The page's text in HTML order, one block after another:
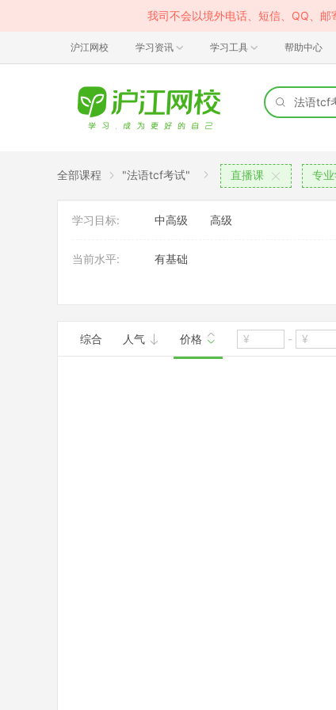
我司不会以境外电话、短信、QQ、邮
沪江网校 学习资讯 学习工具 帮助中心
全部课程 "法语tcf考试" 直播课 专
学习目标: 中高级 高级
当前水平: 有基础
班型:
综合 人气 价格 -